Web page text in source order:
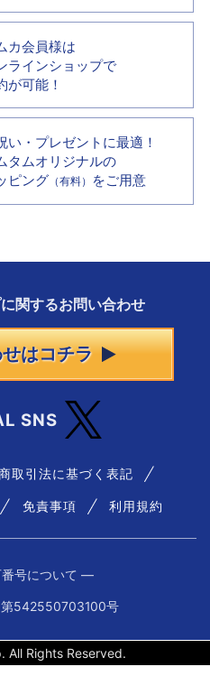
カ会員様は
ラインショップで
が可能！
い・プレゼントに最適！
タムオリジナルの
ピング （有料） をご用意
関するお問い合わせ
はコチラ
SNS
取引法に基づく表記
免責事項 利用規約
号について ―
第542550703100号
Rights Reserved.